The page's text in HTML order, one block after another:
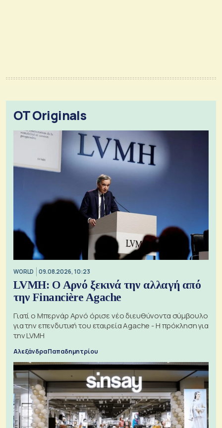
OT Originals
WORLD 09.08.2026, 10:23
LVMH: Ο Αρνό ξεκινά την αλλαγή από
την Financière Agache
Γιατί ο Μπερνάρ Αρνό όρισε νέο διευθύνοντα σύμβουλο
για την επενδυτική του εταιρεία Agache - Η πρόκληση για
την LVMH
Αλεξάνδρα Παπαδημητρίου